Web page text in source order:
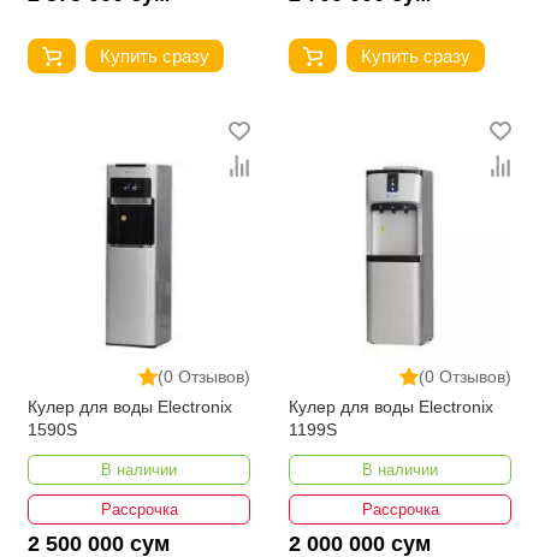
Купить сразу Купить сразу
(0 Отзывов)
Кулер для воды Electronix
1590S
В наличии
Рассрочка
2 500 000 сум
(0 Отзывов)
Кулер для воды Electronix
1199S
В наличии
Рассрочка
2 000 000 сум